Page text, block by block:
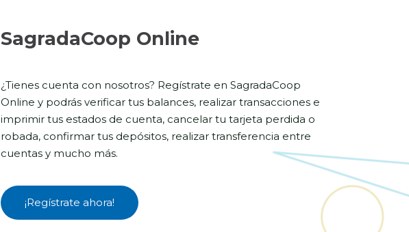
SagradaCoop Online
¿Tienes cuenta con nosotros? Regístrate en SagradaCoop
Online y podrás verificar tus balances, realizar transacciones e
imprimir tus estados de cuenta, cancelar tu tarjeta perdida o
robada, confirmar tus depósitos, realizar transferencia entre
cuentas y mucho más.
¡Regístrate ahora!